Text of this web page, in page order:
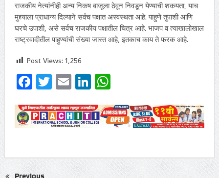
राजकीय नेत्यांनीही अन्य निकष बाजूला ठेवून निवडून येण्याची शकयता, याच
मुद्द्याला प्राधान्य दिल्याने सर्वच पक्षात अस्वस्थता आहे. पाहुणे तुपाशी आणि
घरचे उपाशी, असे सर्वच राजकीय पक्षातील चित्र आहे. भाजप व त्याखालोखाल
राष्ट्रवादीतील पाहुण्यांची संख्या जास्त आहे, इतकाच काय ते फरक आहे.
Post Views: 1,256
Facebook
Twitter
EmailLinkedIn
WhatsApp
Previous